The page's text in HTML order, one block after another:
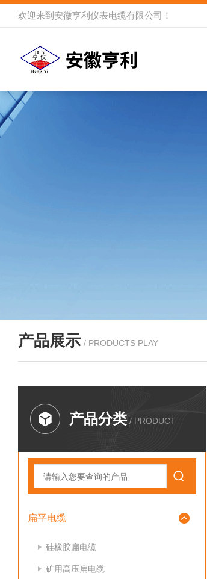
欢迎来到 安徽亨利仪表电缆有限公司 ！
产品展示 / PRODUCTS PLAY
产品分类 / PRODUCT
扁平电缆
硅橡胶扁电缆
矿用高压扁电缆